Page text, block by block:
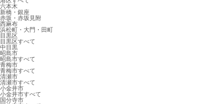
六本木
新橋・銀座
赤坂・赤坂見附
西麻布
浜松町・大門・田町
目黒区
目黒区すべて
中目黒
昭島市
昭島市すべて
青梅市
青梅市すべて
清瀬市
清瀬市すべて
小金井市
小金井市すべて
国分寺市